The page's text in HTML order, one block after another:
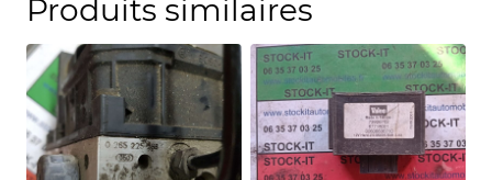
Produits similaires